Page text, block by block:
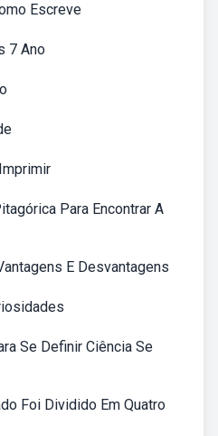
Escreve
7 Ano
Para Encontrar A
E Desvantagens
Se Definir Ciência Se
Foi Dividido Em Quatro